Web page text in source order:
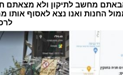
מחשב לתיקון ולא מצאתם
החנות ואנו נצא לאסוף